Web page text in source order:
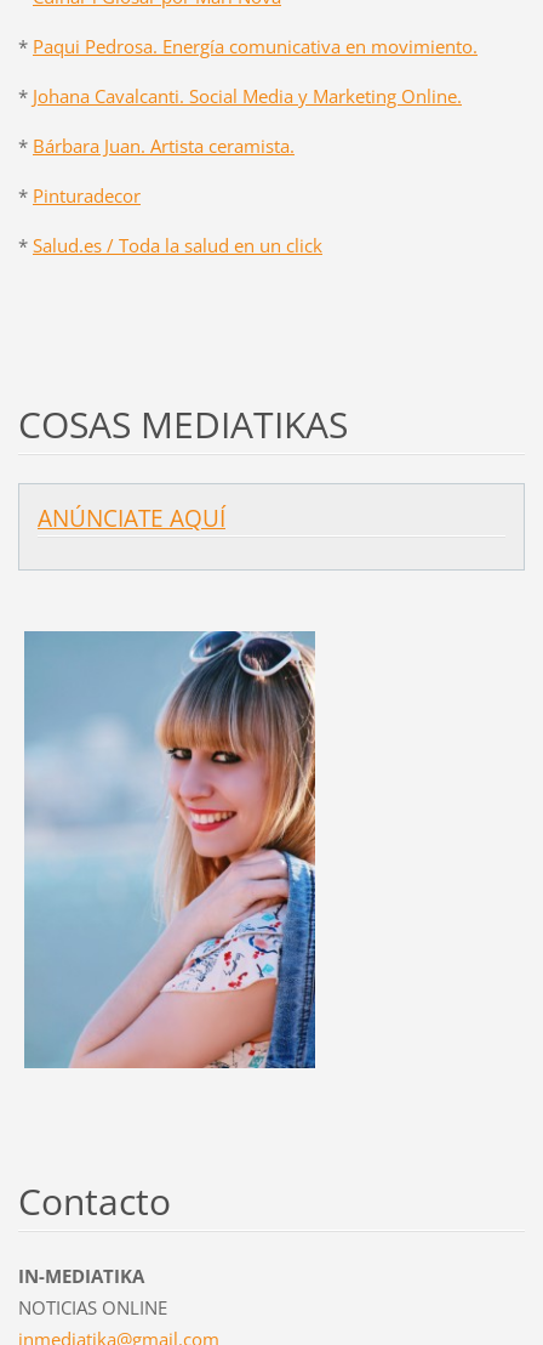
* Paqui Pedrosa. Energía comunicativa en movimiento.
* Johana Cavalcanti. Social Media y Marketing Online.
* Bárbara Juan. Artista ceramista.
* Pinturadecor
* Salud.es / Toda la salud en un click
COSAS MEDIATIKAS
ANÚNCIATE AQUÍ
Contacto
IN-MEDIATIKA
NOTICIAS ONLINE
inmediatika@gmail.com